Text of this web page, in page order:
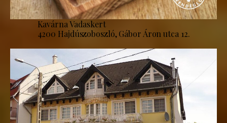
Kavárna Vadaskert
4200 Hajdúszoboszló, Gábor Áron utca 12.